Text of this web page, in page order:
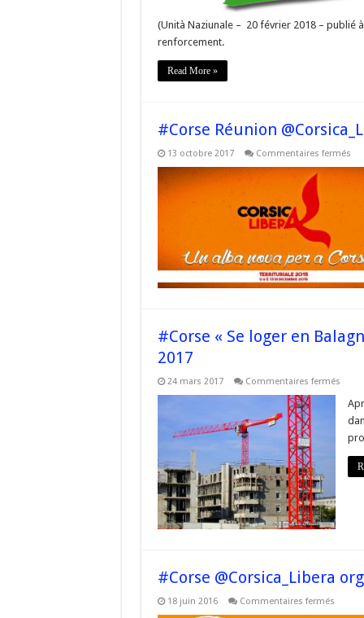
(Unità Naziunale – 20 février 2018 – publié
renforcement.
Read More »
#Corse Réunion
13 octobre 2017 Commentaires ferméssur
#Corse « Se loger en
2017
24 mars 2017 Commentaires ferméssur
« Se
loger
en
quel
prix?
#Corse @Corsica_Libera
18 juin 2016 Commentaires ferméssur